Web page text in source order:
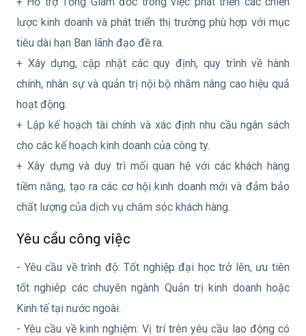
lược kinh doanh và phát triển thị trường phù hợp với mục
tiêu dài hạn Ban lãnh đạo đề ra.
+ Xây dựng, cập nhật các quy định, quy trình về hành
chính, nhân sự và quản trị nội bộ nhằm nâng cao hiệu quả
hoạt động.
+ Lập kế hoạch tài chính và xác định nhu cầu ngân sách
cho các kế hoạch kinh doanh của công ty.
+ Xây dựng và duy trì mối quan hệ với các khách hàng
tiềm năng, tạo ra các cơ hội kinh doanh mới và đảm bảo
chất lượng của dịch vụ chăm sóc khách hàng.
Yêu cầu công việc
- Yêu cầu về trình độ: Tốt nghiệp đại học trở lên, ưu tiên
tốt nghiêp các chuyên ngành Quản trị kinh doanh hoặc
Kinh tế tại nước ngoài.
- Yêu cầu về kinh nghiệm: Vị trí trên yêu cầu lao động có